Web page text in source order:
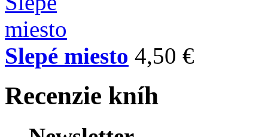
Slepé miesto 4,50 €
Recenzie kníh